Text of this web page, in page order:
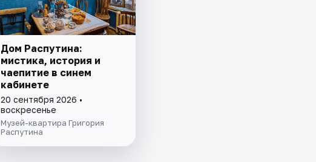
Дом Распутина:
мистика, история и
чаепитие в синем
кабинете
20 сентября 2026 •
воскресенье
Музей-квартира Григория
Распутина